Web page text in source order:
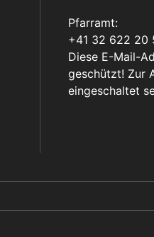
Pfarramt:
+41 32 622 20
Diese E-Mail-
geschützt! Zur
eingeschaltet